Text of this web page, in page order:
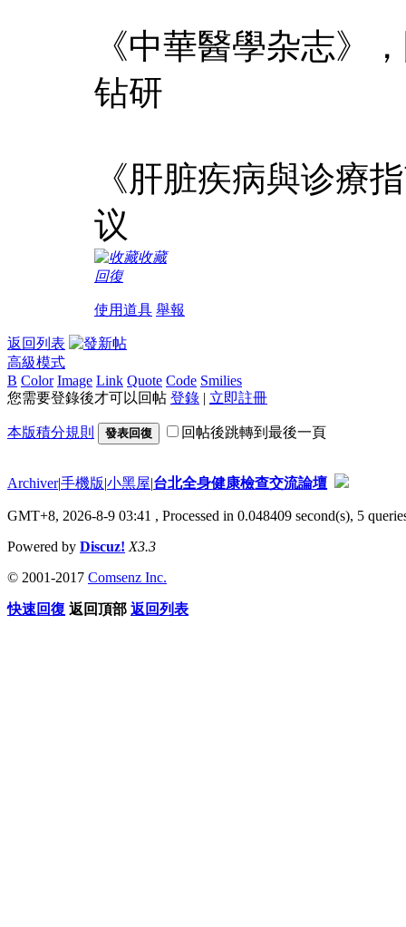
《中華醫學杂志》
钻研
《肝脏疾病與诊療
议
收藏
回復
使用道具 舉報
返回列表
高級模式
B Color Image Link Quote Code Smilies
您需要登錄後才可以回帖 登錄 | 立即註冊
本版積分規則 發表回復 回帖後跳轉到最後一頁
Archiver|手機版|小黑屋|台北全身健康檢查交流論壇
GMT+8, 2026-8-9 03:41 , Processed in 0.048409 second(s), 5
Powered by Discuz! X3.3
© 2001-2017 Comsenz Inc.
快速回復 返回頂部 返回列表